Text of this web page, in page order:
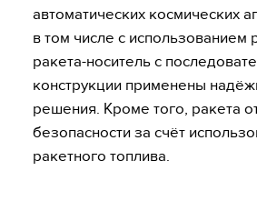
автоматических космических
в том числе с использованием
ракета-носитель с
конструкции применены
решения. Кроме того, ракета
безопасности за счёт
ракетного топлива.